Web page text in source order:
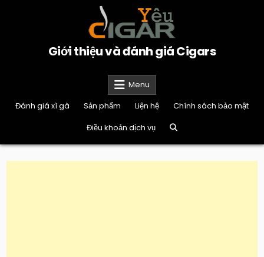
Giới thiệu và đánh giá Cigars
Menu
Đánh giá xì gà
Sản phẩm Liện hệ
Chính sách bảo mật
Điều khoản dịch vụ